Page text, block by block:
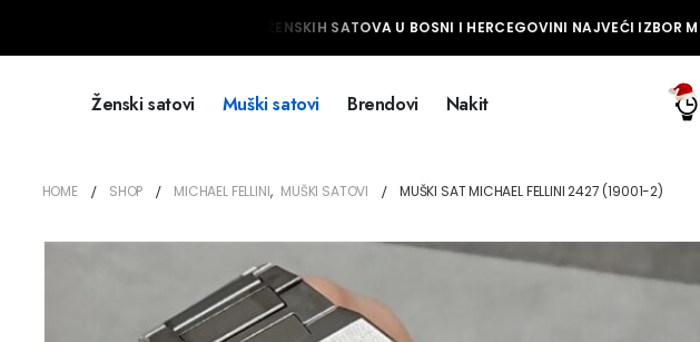
NAJVEĆI IZBOR MUŠKIH I ŽENSKIH SATOVA U BOSNI I HERCEGOVINI NAJVEĆI IZBOR
Ženski satovi Muški satovi Brendovi Nakit
HOME SHOP MICHAEL FELLINI, MUŠKI SATOVI MUŠKI SAT MICHAEL FELLINI 2427 (19001-2)